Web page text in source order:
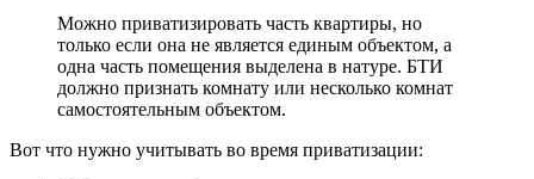
Можно приватизировать часть квартиры, но
только если она не является единым объектом, а
одна часть помещения выделена в натуре. БТИ
должно признать комнату или несколько комнат
самостоятельным объектом.
Вот что нужно учитывать во время приватизации: